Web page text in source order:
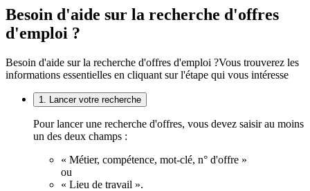
Besoin d'aide sur la recherche d'offres
d'emploi ?
Besoin d'aide sur la recherche d'offres d'emploi ?Vous trouverez les
informations essentielles en cliquant sur l'étape qui vous intéresse
1. Lancer votre recherche
Pour lancer une recherche d'offres, vous devez saisir au moins
un des deux champs :
« Métier, compétence, mot-clé, n° d'offre »
ou
« Lieu de travail ».